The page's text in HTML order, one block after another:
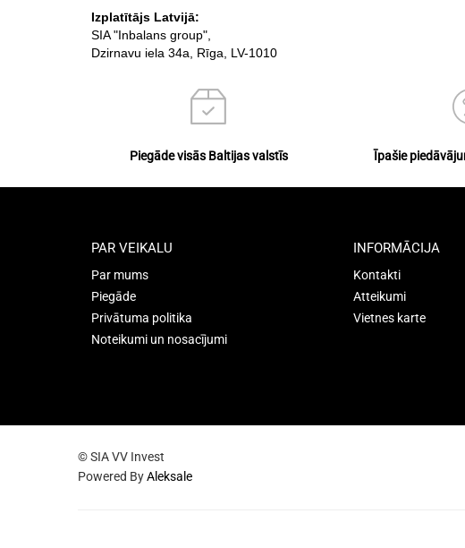
Izplatītājs Latvijā:
SIA "Inbalans group",
Dzirnavu iela 34a, Rīga, LV-1010
Piegāde visās Baltijas valstīs Īpašie
PAR VEIKALU
Par mums
Piegāde
Privātuma politika
Noteikumi un nosacījumi
INFORMĀCIJA
Kontakti
Atteikumi
Vietnes karte
© SIA VV Invest
Powered ByAleksale